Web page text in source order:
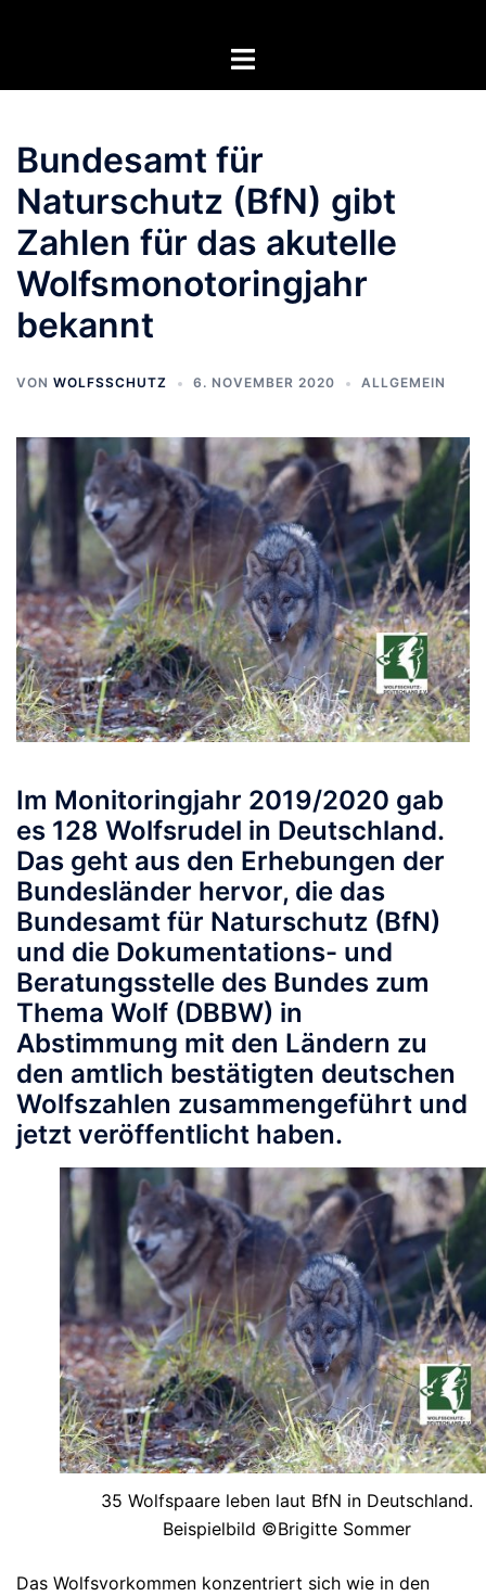
Menü
Bundesamt für
Naturschutz (BfN) gibt
Zahlen für das akutelle
Wolfsmonotoringjahr
bekannt
VON WOLFSSCHUTZ 6. NOVEMBER 2020 ALLGEMEIN
Im Monitoringjahr 2019/2020 gab
es 128 Wolfsrudel in Deutschland.
Das geht aus den Erhebungen der
Bundesländer hervor, die das
Bundesamt für Naturschutz (BfN)
und die Dokumentations- und
Beratungsstelle des Bundes zum
Thema Wolf (DBBW) in
Abstimmung mit den Ländern zu
den amtlich bestätigten deutschen
Wolfszahlen zusammengeführt und
jetzt veröffentlicht haben.
35 Wolfspaare leben laut BfN in Deutschland.
Beispielbild ©Brigitte Sommer
Das Wolfsvorkommen konzentriert sich wie in den